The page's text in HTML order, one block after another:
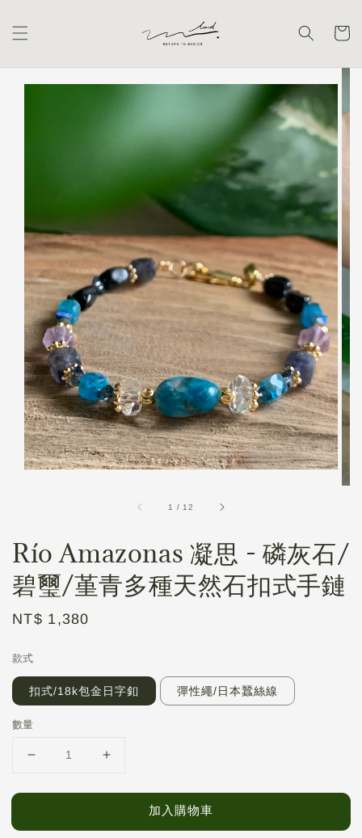
1 /12
Río Amazonas 凝思 - 磷灰石/
碧璽/堇青多種天然石扣式手鏈
Regular
NT$ 1,380
款式
扣式/18k包金日字釦 彈性繩/日本蠶絲線
數量
加入購物車